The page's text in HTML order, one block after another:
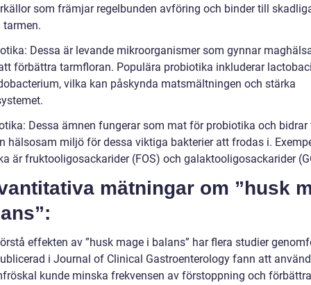
som främjar regelbunden avföring och binder till
tarmen.
Dessa är levande mikroorganismer som gynnar
förbättra tarmfloran. Populära probiotika inkluderar
vilka kan påskynda matsmältningen och stärka
Dessa ämnen fungerar som mat för probiotika och
hälsosam miljö för dessa viktiga bakterier att frodas i.
är fruktooligosackarider (FOS) och galaktooligosackarider
mätningar om ”husk
effekten av ”husk mage i balans” har flera studier
i Journal of Clinical Gastroenterology fann att
kunde minska frekvensen av förstoppning och förbättra